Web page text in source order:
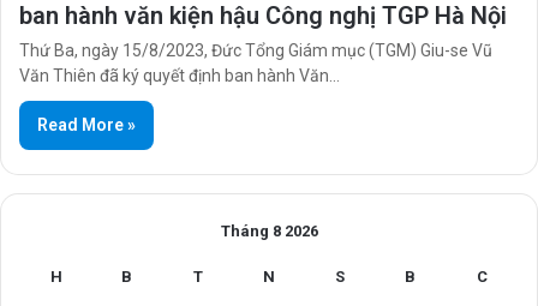
ban hành văn kiện hậu Công nghị TGP Hà Nội
Thứ Ba, ngày 15/8/2023, Đức Tổng Giám mục (TGM) Giu-se Vũ
Văn Thiên đã ký quyết định ban hành Văn…
Read More »
Tháng 8 2026
H B T N S B C